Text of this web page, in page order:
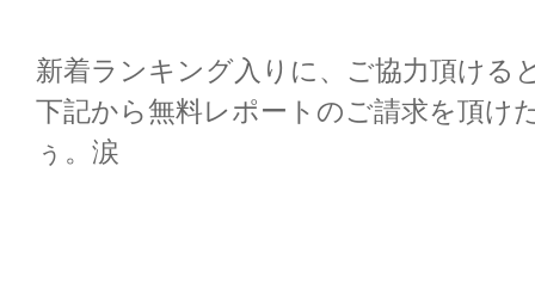
新着ランキング入りに、ご協力頂ける
下記から無料レポートのご請求を頂け
ぅ。涙